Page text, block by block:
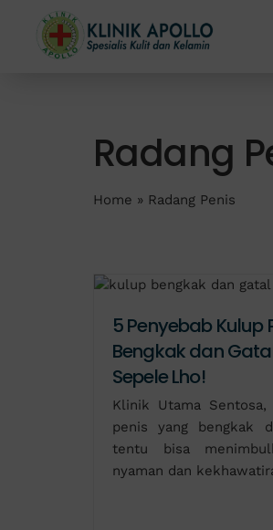
content
Radang
Home » Radang Penis
5 Penyebab Kulup
Bengkak dan
Sepele Lho!
Klinik Utama
penis yang bengkak
tentu bisa
nyaman dan